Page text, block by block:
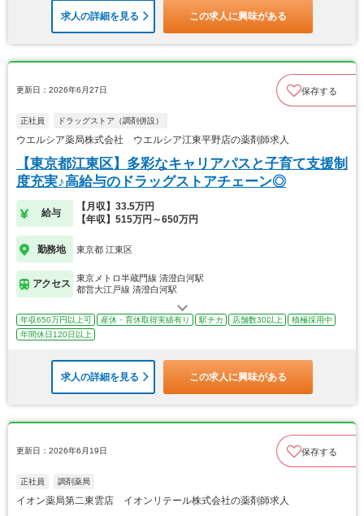
求人の詳細を見る この求人に興味がある
更新日：2026年6月27日 保存する
正社員 ドラッグストア（調剤併設）
ウエルシア薬局株式会社 ウエルシア江東平野店の薬剤師求人
【東京都江東区】多彩なキャリアパスと子育て支援制
度充実♪高給与のドラッグストアチェーン◎
給与
【月収】33.5万円
【年収】515万円～650万円
勤務地 東京都 江東区
アクセス
東京メトロ半蔵門線 清澄白河駅
都営大江戸線 清澄白河駅
年収650万円以上可 産休・育休取得実績有り 駅チカ 店舗数30以上
積極採用中
年間休日120日以上
求人の詳細を見る この求人に興味がある
更新日：2026年6月19日 保存する
正社員 調剤薬局
イオン薬局第二東雲店 イオンリテール株式会社の薬剤師求人